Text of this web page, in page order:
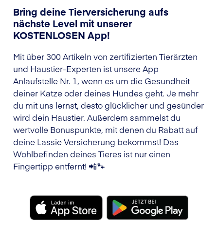
Bring deine Tierversicherung aufs
nächste Level mit unserer
KOSTENLOSEN App!
Mit über 300 Artikeln von zertifizierten Tierärzten
und Haustier-Experten ist unsere App
Anlaufstelle Nr. 1, wenn es um die Gesundheit
deiner Katze oder deines Hundes geht. Je mehr
du mit uns lernst, desto glücklicher und gesünder
wird dein Haustier. Außerdem sammelst du
wertvolle Bonuspunkte, mit denen du Rabatt auf
deine Lassie Versicherung bekommst! Das
Wohlbefinden deines Tieres ist nur einen
Fingertipp entfernt! 📲🐾